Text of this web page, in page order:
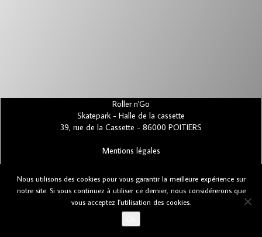
Roller n'Go
Skatepark - Halle de la cassette
39, rue de la Cassette - 86000 POITIERS
Mentions légales
Bugs et suggestions
Nous utilisons des cookies pour vous garantir la meilleure expérience sur
notre site. Si vous continuez à utiliser ce dernier, nous considérerons que
vous acceptez l'utilisation des cookies.